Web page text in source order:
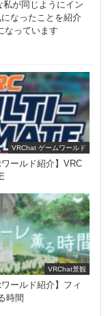
私が同じようにイン
なったことを紹介
なっています
VRChat ゲームワールド
ワールド紹介】VRC
VRChat景観
ワールド紹介】フィ
時間